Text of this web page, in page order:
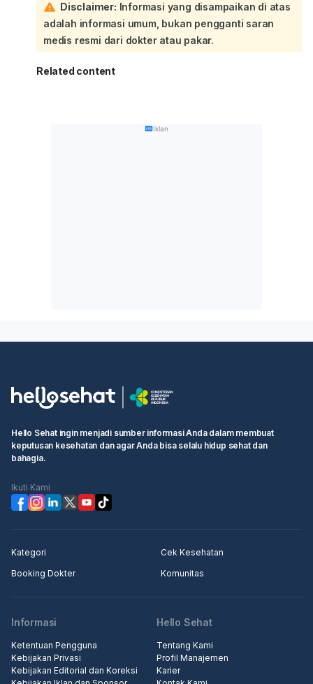
Disclaimer: Informasi yang disampaikan di atas
adalah informasi umum, bukan pengganti saran
medis resmi dari dokter atau pakar.
Related content
Iklan
Hello Sehat ingin menjadi sumber informasi Anda dalam membuat
keputusan kesehatan dan agar Anda bisa selalu hidup sehat dan
bahagia.
Ikuti Kami
Kategori
Cek Kesehatan
Booking Dokter
Komunitas
Informasi
Ketentuan Pengguna
Kebijakan Privasi
Kebijakan Editorial dan Koreksi
Hello Sehat
Tentang Kami
Profil Manajemen
Karier